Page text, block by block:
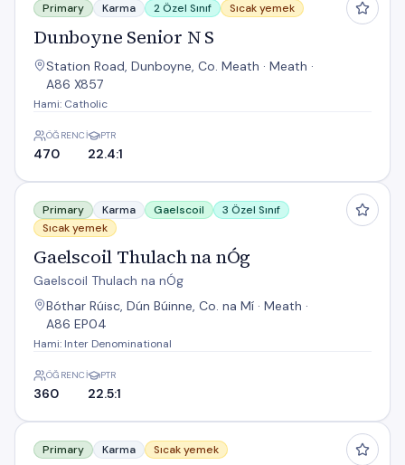
Primary Karma 2 Özel Sınıf Sıcak yemek
Dunboyne Senior N S
Station Road, Dunboyne, Co. Meath · Meath ·
A86 X857
Hami: Catholic
ÖĞRENCI
470
PTR
22.4:1
Gaelscoil Thulach na nÓg
Primary Karma Gaelscoil
3 Özel Sınıf
Sıcak yemek
Gaelscoil Thulach na nÓg
Gaelscoil Thulach na nÓg
Bóthar Rúisc, Dún Búinne, Co. na Mí · Meath ·
A86 EP04
Hami: Inter Denominational
ÖĞRENCI
360
PTR
22.5:1
Rathregan National School, Batterstown
Primary Karma Sıcak yemek